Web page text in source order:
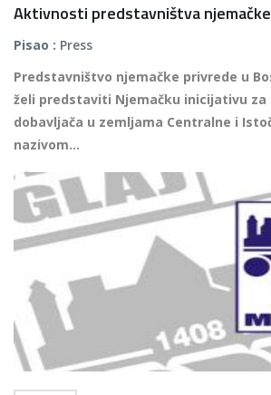
Aktivnosti predstavništva
Pisao : Press
Predstavništvo njemačke privrede u
želi predstaviti Njemačku inicijativu za
dobavljača u zemljama Centralne i
nazivom...
Više...